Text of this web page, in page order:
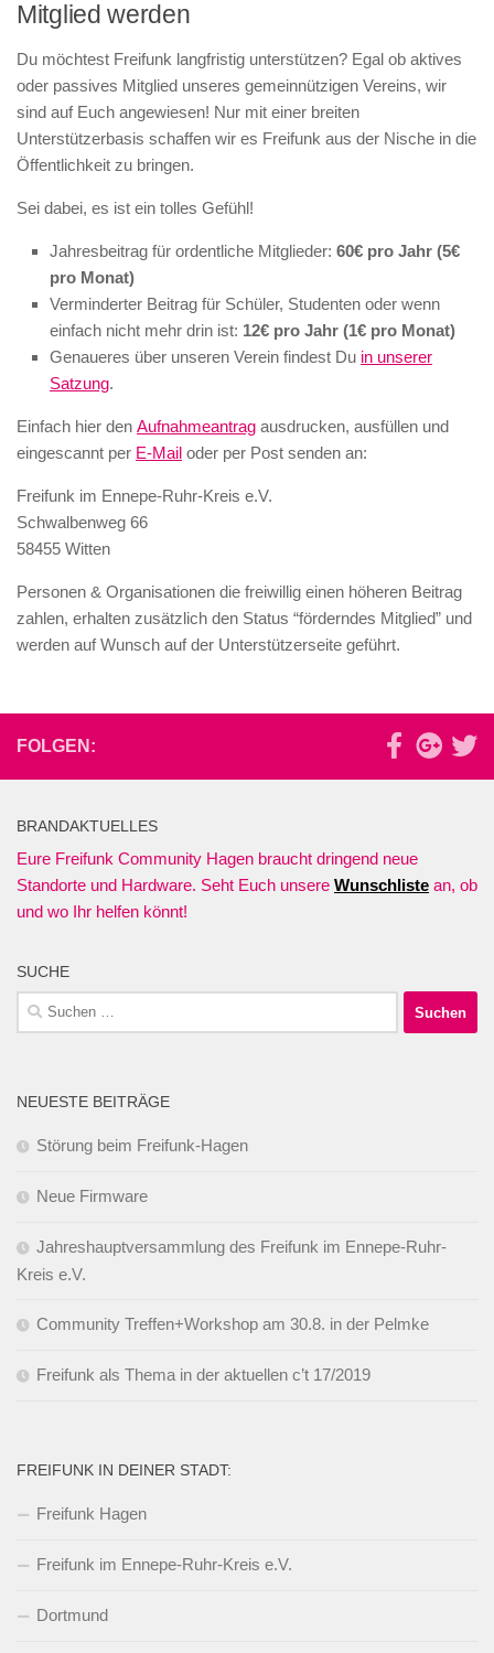
Mitglied werden
Du möchtest Freifunk langfristig unterstützen? Egal ob aktives
oder passives Mitglied unseres gemeinnützigen Vereins, wir
sind auf Euch angewiesen! Nur mit einer breiten
Unterstützerbasis schaffen wir es Freifunk aus der Nische in die
Öffentlichkeit zu bringen.
Sei dabei, es ist ein tolles Gefühl!
Jahresbeitrag für ordentliche Mitglieder: 60€ pro Jahr (5€
pro Monat)
Verminderter Beitrag für Schüler, Studenten oder wenn
einfach nicht mehr drin ist: 12€ pro Jahr (1€ pro Monat)
Genaueres über unseren Verein findest Du in unserer
Satzung.
Einfach hier den Aufnahmeantrag ausdrucken, ausfüllen und
eingescannt per E-Mail oder per Post senden an:
Freifunk im Ennepe-Ruhr-Kreis e.V.
Schwalbenweg 66
58455 Witten
Personen & Organisationen die freiwillig einen höheren Beitrag
zahlen, erhalten zusätzlich den Status “förderndes Mitglied” und
werden auf Wunsch auf der Unterstützerseite geführt.
FOLGEN:
BRANDAKTUELLES
Eure Freifunk Community Hagen braucht dringend neue
Standorte und Hardware. Seht Euch unsere Wunschliste an, ob
und wo Ihr helfen könnt!
SUCHE
Suchen
nach:
NEUESTE BEITRÄGE
Störung beim Freifunk-Hagen
Neue Firmware
Jahreshauptversammlung des Freifunk im Ennepe-Ruhr-
Kreis e.V.
Community Treffen+Workshop am 30.8. in der Pelmke
Freifunk als Thema in der aktuellen c’t 17/2019
FREIFUNK IN DEINER STADT:
Freifunk Hagen
Freifunk im Ennepe-Ruhr-Kreis e.V.
Dortmund